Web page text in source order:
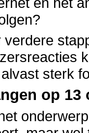
verdere
sterk
op 13